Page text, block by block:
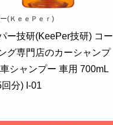
(ＫｅｅＰｅｒ)
ー技研(KeePer技研) コー
グ専門店のカーシャンプ
シャンプー 車用 700mL
分) I-01